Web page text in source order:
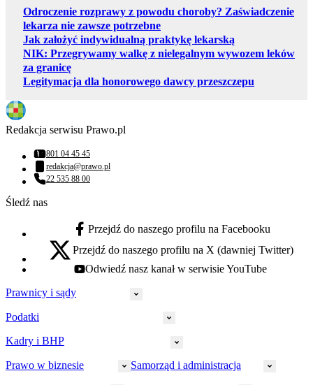
Odroczenie rozprawy z powodu choroby? Zaświadczenie
lekarza nie zawsze potrzebne
Jak założyć indywidualną praktykę lekarską
NIK: Przegrywamy walkę z nielegalnym wywozem leków
za granicę
Legitymacja dla honorowego dawcy przeszczepu
Redakcja serwisu Prawo.pl
Numer telefonu:
801 04 45 45
Adres email:
redakcja@prawo.pl
Numer telefonu:
22 535 88 00
Śledź nas
facebook - otwiera się w nowej karcie
Przejdź do naszego profilu na Facebooku
x - otwiera się w nowej karcie
Przejdź do naszego profilu na X (dawniej Twitter)
youtube - otwiera się w nowej karcie
Odwiedź nasz kanał w serwisie YouTube
Prawnicy i sądy
Prawnicy
Policja
Podatki
CIT
Kadry i BHP
Prawo w biznesie Samorząd i administracja